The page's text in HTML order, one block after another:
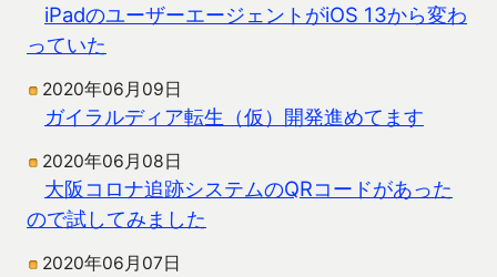
iPadのユーザーエージェントがiOS 13から変わ
っていた
2020年06月09日
ガイラルディア転生（仮）開発進めてます
2020年06月08日
大阪コロナ追跡システムのQRコードがあった
ので試してみました
2020年06月07日